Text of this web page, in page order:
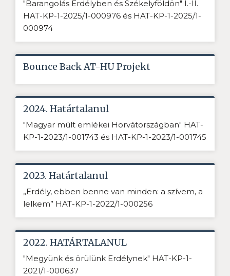
"Barangolás Erdélyben és Székelyföldön" I.-II.
HAT-KP-1-2025/1-000976 és HAT-KP-1-2025/1-
000974
Bounce Back AT-HU Projekt
2024. Határtalanul
"Magyar múlt emlékei Horvátországban" HAT-
KP-1-2023/1-001743 és HAT-KP-1-2023/1-001745
2023. Határtalanul
„Erdély, ebben benne van minden: a szívem, a
lelkem” HAT-KP-1-2022/1-000256
2022. HATÁRTALANUL
"Megyünk és örülünk Erdélynek" HAT-KP-1-
2021/1-000637